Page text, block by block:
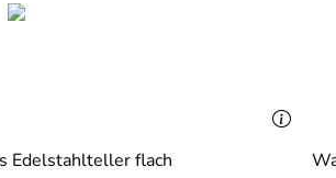
Gegenständen von einem
Edelstahlteller flach